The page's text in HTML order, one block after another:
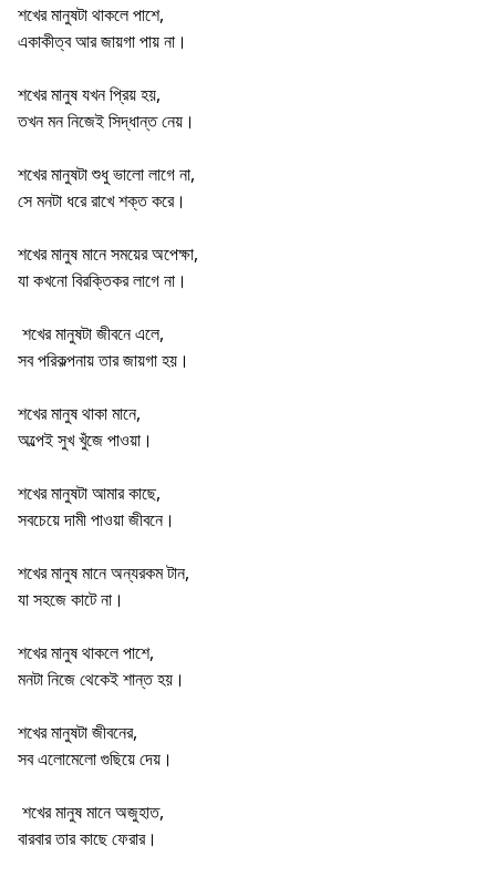
শখের মানুষটা থাকলে পাশে,
একাকীত্ব আর জায়গা পায় না।
শখের মানুষ যখন প্রিয় হয়,
তখন মন নিজেই সিদ্ধান্ত নেয়।
শখের মানুষটা শুধু ভালো লাগে না,
সে মনটা ধরে রাখে শক্ত করে।
শখের মানুষ মানে সময়ের অপেক্ষা,
যা কখনো বিরক্তিকর লাগে না।
শখের মানুষটা জীবনে এলে,
সব পরিকল্পনায় তার জায়গা হয়।
শখের মানুষ থাকা মানে,
অল্পেই সুখ খুঁজে পাওয়া।
শখের মানুষটা আমার কাছে,
সবচেয়ে দামী পাওয়া জীবনে।
শখের মানুষ মানে অন্যরকম টান,
যা সহজে কাটে না।
শখের মানুষ থাকলে পাশে,
মনটা নিজে থেকেই শান্ত হয়।
শখের মানুষটা জীবনের,
সব এলোমেলো গুছিয়ে দেয়।
শখের মানুষ মানে অজুহাত,
বারবার তার কাছে ফেরার।